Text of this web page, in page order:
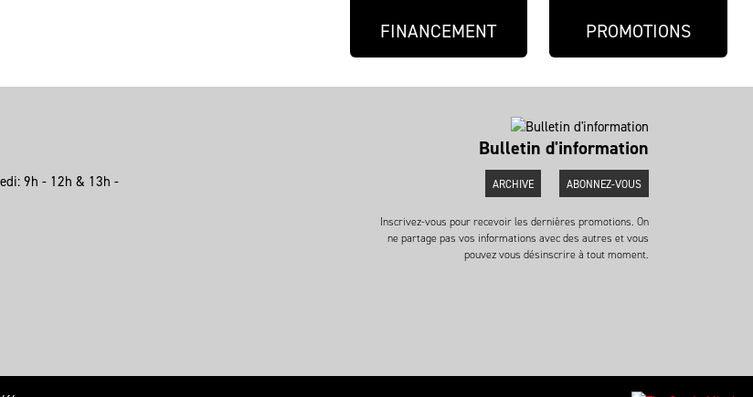
FINANCEMENT PROMOTIONS
9h - 12h & 13h -
Bulletin d'information
ARCHIVE ABONNEZ-VOUS
Inscrivez-vous pour recevoir les dernières promotions. On
ne partage pas vos informations avec des autres et vous
pouvez vous désinscrire à tout moment.